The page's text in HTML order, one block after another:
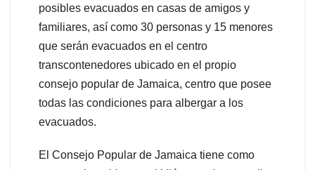
posibles evacuados en casas de amigos y
familiares, así como 30 personas y 15 menores
que serán evacuados en el centro
transcontenedores ubicado en el propio
consejo popular de Jamaica, centro que posee
todas las condiciones para albergar a los
evacuados.
El Consejo Popular de Jamaica tiene como